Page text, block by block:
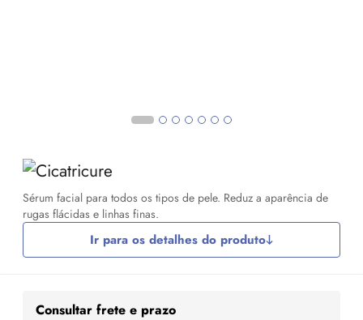
Sérum facial para todos os tipos de pele. Reduz a aparência de
rugas flácidas e linhas finas.
Ir para os detalhes do produto
Consultar frete e prazo